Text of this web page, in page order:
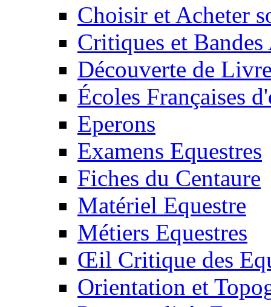
Choisir et Acheter
Critiques et
Découverte de
Écoles Françaises
Eperons
Examens Equestres
Fiches du Centaure
Matériel Equestre
Métiers Equestres
Œil Critique des
Orientation et